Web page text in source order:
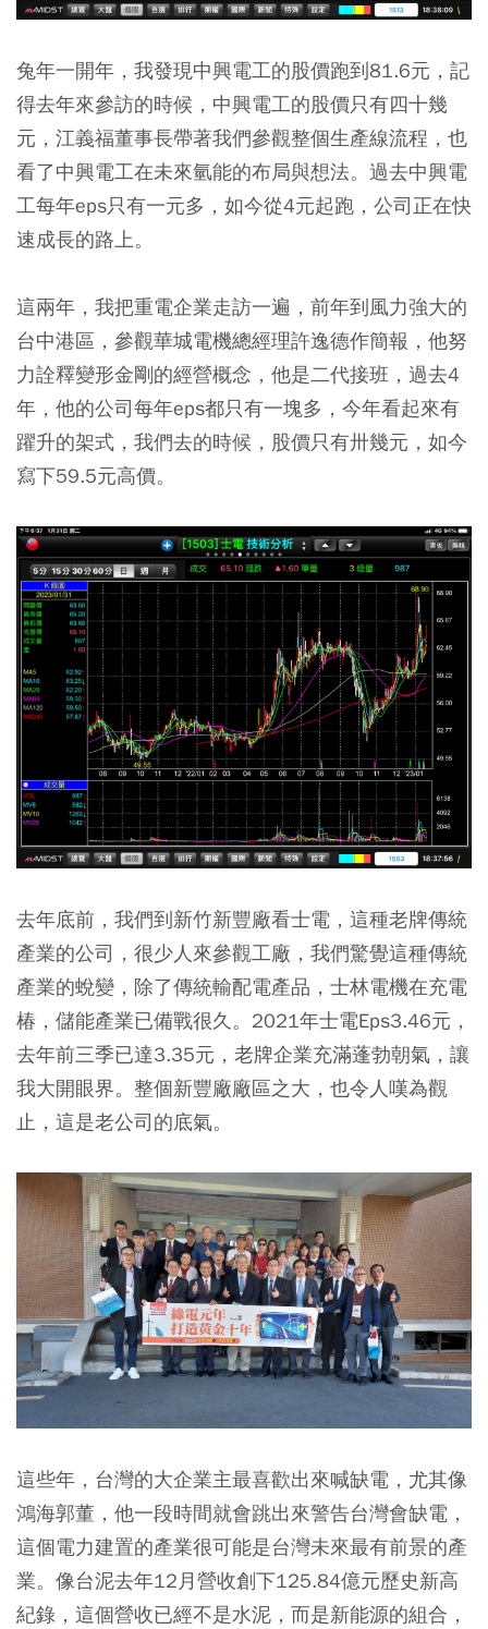
兔年一開年，我發現中興電工的股價跑到81.6元，記
得去年來參訪的時候，中興電工的股價只有四十幾
元，江義福董事長帶著我們參觀整個生產線流程，也
看了中興電工在未來氫能的布局與想法。過去中興電
工每年eps只有一元多，如今從4元起跑，公司正在快
速成長的路上。
這兩年，我把重電企業走訪一遍，前年到風力強大的
台中港區，參觀華城電機總經理許逸德作簡報，他努
力詮釋變形金剛的經營概念，他是二代接班，過去4
年，他的公司每年eps都只有一塊多，今年看起來有
躍升的架式，我們去的時候，股價只有卅幾元，如今
寫下59.5元高價。
去年底前，我們到新竹新豐廠看士電，這種老牌傳統
產業的公司，很少人來參觀工廠，我們驚覺這種傳統
產業的蛻變，除了傳統輸配電產品，士林電機在充電
椿，儲能產業已備戰很久。2021年士電Eps3.46元，
去年前三季已達3.35元，老牌企業充滿蓬勃朝氣，讓
我大開眼界。整個新豐廠廠區之大，也令人嘆為觀
止，這是老公司的底氣。
這些年，台灣的大企業主最喜歡出來喊缺電，尤其像
鴻海郭董，他一段時間就會跳出來警告台灣會缺電，
這個電力建置的產業很可能是台灣未來最有前景的產
業。像台泥去年12月營收創下125.84億元歷史新高
紀錄，這個營收已經不是水泥，而是新能源的組合，